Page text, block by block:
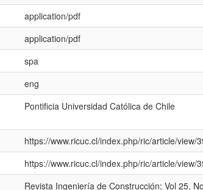
application/pdf
application/pdf
spa
eng
Pontificia Universidad Católica de Chile
https://www.ricuc.cl/index.php/ric/article/view/
https://www.ricuc.cl/index.php/ric/article/view/
Revista Ingeniería de Construcción; Vol 25,